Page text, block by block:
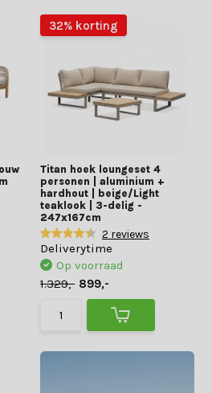
32% korting
Titan hoek loungeset 4
personen | aluminium +
hardhout | beige/Light
teaklook | 3-delig -
247x167cm
2 reviews
Deliverytime
Op voorraad
1.329,- 899,-